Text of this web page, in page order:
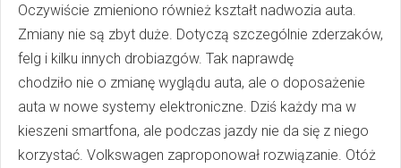
Oczywiście zmieniono również kształt nadwozia auta.
Zmiany nie są zbyt duże. Dotyczą szczególnie zderzaków,
felg i kilku innych drobiazgów. Tak naprawdę
chodziło nie o zmianę wyglądu auta, ale o doposażenie
auta w nowe systemy elektroniczne. Dziś każdy ma w
kieszeni smartfona, ale podczas jazdy nie da się z niego
korzystać. Volkswagen zaproponował rozwiązanie. Otóż